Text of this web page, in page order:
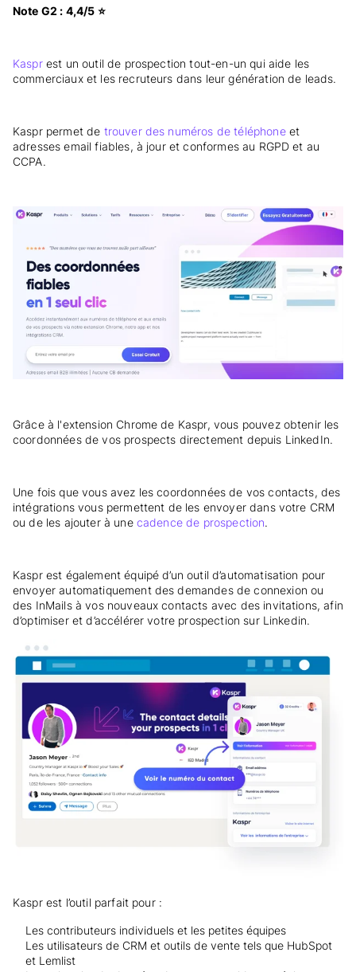
Note G2 : 4,4/5 ⭐
Kasprest un outil de prospection tout-en-un qui aide les
commerciaux et les recruteurs dans leur génération de leads.
Kaspr permet de trouver des numéros de téléphoneet
adresses email fiables, à jour et conformes au RGPD et au
CCPA.
Grâce à l'extension Chrome de Kaspr, vous pouvez obtenir les
coordonnées de vos prospects directement depuis LinkedIn.
Une fois que vous avez les coordonnées de vos contacts, des
intégrations vous permettent de les envoyer dans votre CRM
ou de les ajouter à une cadence de prospection.
Kaspr est également équipé d’un outil d’automatisation pour
envoyer automatiquement des demandes de connexion ou
des InMails à vos nouveaux contacts avec des invitations, afin
d’optimiser et d’accélérer votre prospection sur Linkedin.
Kaspr est l’outil parfait pour :
Les contributeurs individuels et les petites équipes
Les utilisateurs de CRM et outils de vente tels que HubSpot
et Lemlist